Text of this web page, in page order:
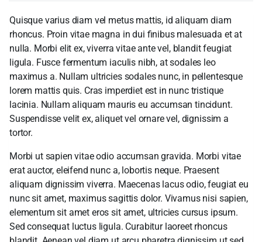
Quisque varius diam vel metus mattis, id aliquam diam
rhoncus. Proin vitae magna in dui finibus malesuada et at
nulla. Morbi elit ex, viverra vitae ante vel, blandit feugiat
ligula. Fusce fermentum iaculis nibh, at sodales leo
maximus a. Nullam ultricies sodales nunc, in pellentesque
lorem mattis quis. Cras imperdiet est in nunc tristique
lacinia. Nullam aliquam mauris eu accumsan tincidunt.
Suspendisse velit ex, aliquet vel ornare vel, dignissim a
tortor.
Morbi ut sapien vitae odio accumsan gravida. Morbi vitae
erat auctor, eleifend nunc a, lobortis neque. Praesent
aliquam dignissim viverra. Maecenas lacus odio, feugiat eu
nunc sit amet, maximus sagittis dolor. Vivamus nisi sapien,
elementum sit amet eros sit amet, ultricies cursus ipsum.
Sed consequat luctus ligula. Curabitur laoreet rhoncus